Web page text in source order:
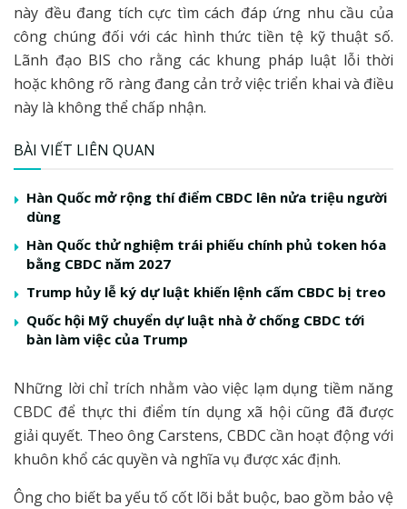
này đều đang tích cực tìm cách đáp ứng nhu cầu của
công chúng đối với các hình thức tiền tệ kỹ thuật số.
Lãnh đạo BIS cho rằng các khung pháp luật lỗi thời
hoặc không rõ ràng đang cản trở việc triển khai và điều
này là không thể chấp nhận.
BÀI VIẾT LIÊN QUAN
Hàn Quốc mở rộng thí điểm CBDC lên nửa triệu người
dùng
Hàn Quốc thử nghiệm trái phiếu chính phủ token hóa
bằng CBDC năm 2027
Trump hủy lễ ký dự luật khiến lệnh cấm CBDC bị treo
Quốc hội Mỹ chuyển dự luật nhà ở chống CBDC tới
bàn làm việc của Trump
Những lời chỉ trích nhằm vào việc lạm dụng tiềm năng
CBDC để thực thi điểm tín dụng xã hội cũng đã được
giải quyết. Theo ông Carstens, CBDC cần hoạt động với
khuôn khổ các quyền và nghĩa vụ được xác định.
Ông cho biết ba yếu tố cốt lõi bắt buộc, bao gồm bảo vệ